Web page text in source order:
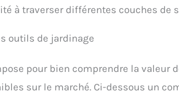
à traverser différentes couches de
outils de jardinage
pour bien comprendre la valeur
sur le marché. Ci-dessous un